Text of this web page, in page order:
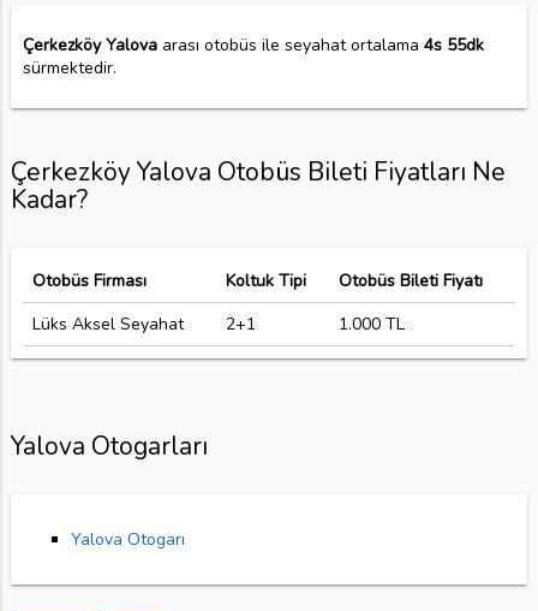
Çerkezköy Yalovaarası otobüs ile seyahat ortalama 4s 55dk
sürmektedir.
Çerkezköy Yalova Otobüs Bileti Fiyatları Ne
Kadar?
Otobüs Firması Koltuk Tipi
Otobüs Bileti Fiyatı
Lüks Aksel Seyahat
2+1 1.000 TL
Yalova Otogarları
Yalova Otogarı